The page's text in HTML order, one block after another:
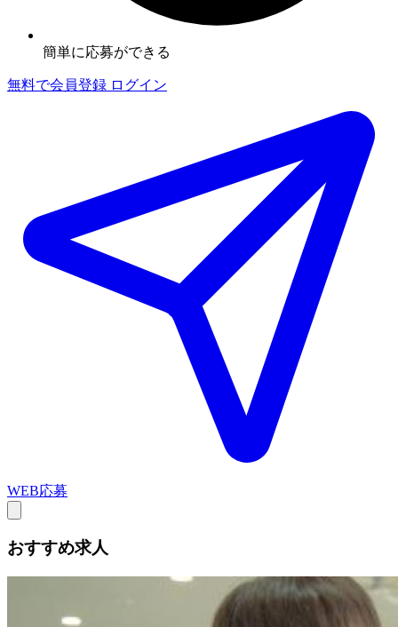
簡単に応募ができる
無料で会員登録 ログイン
WEB応募
おすすめ求人